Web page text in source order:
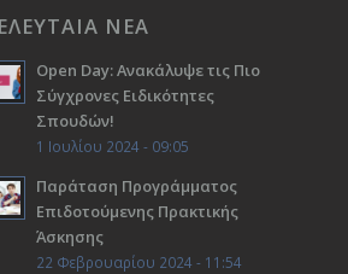
ΝΕΑ
Open Day: Ανακάλυψε τις Πιο
Σύγχρονες Ειδικότητες
Σπουδών!
1 Ιουλίου 2024 - 09:05
Παράταση Προγράμματος
Επιδοτούμενης Πρακτικής
Άσκησης
22 Φεβρουαρίου 2024 - 11:54